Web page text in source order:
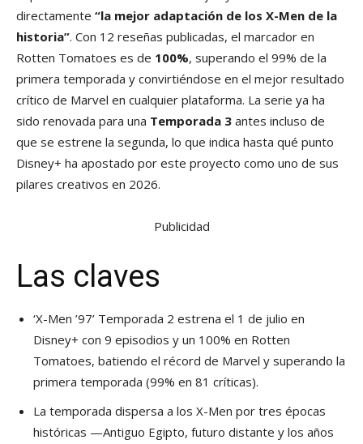
directamente “la mejor adaptación de los X-Men de la
historia”. Con 12 reseñas publicadas, el marcador en
Rotten Tomatoes es de 100%, superando el 99% de la
primera temporada y convirtiéndose en el mejor resultado
crítico de Marvel en cualquier plataforma. La serie ya ha
sido renovada para una Temporada 3 antes incluso de
que se estrene la segunda, lo que indica hasta qué punto
Disney+ ha apostado por este proyecto como uno de sus
pilares creativos en 2026.
Publicidad
Las claves
‘X-Men ’97’ Temporada 2 estrena el 1 de julio en
Disney+ con 9 episodios y un 100% en Rotten
Tomatoes, batiendo el récord de Marvel y superando la
primera temporada (99% en 81 críticas).
La temporada dispersa a los X-Men por tres épocas
históricas —Antiguo Egipto, futuro distante y los años